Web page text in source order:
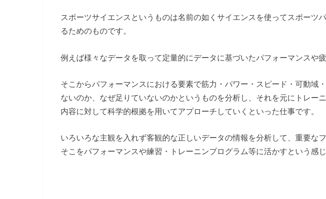
スポーツサイエンスというものは名前の如くサイエンスを使ってスポーツ
るためのものです。
例えば様々なデータを取って定量的にデータに基づいたパフォーマンスや
そこからパフォーマンスにおける要素で筋力・パワー・スピード・可動域
ないのか、なぜ足りていないのかというものを分析し、それを元にトレー
内容に対して科学的根拠を用いてアプローチしていくといった仕事です。
いろいろな主観を入れず客観的な正しいデータの情報を分析して、重要な
そこをパフォーマンスや練習・トレーニンプログラム等に活かすという感じ